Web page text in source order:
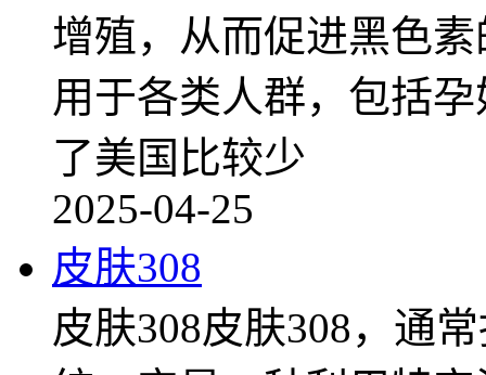
增殖，从而促进黑色
用于各类人群，包括
了美国比较少
2025-04-25
皮肤308
皮肤308皮肤308，通